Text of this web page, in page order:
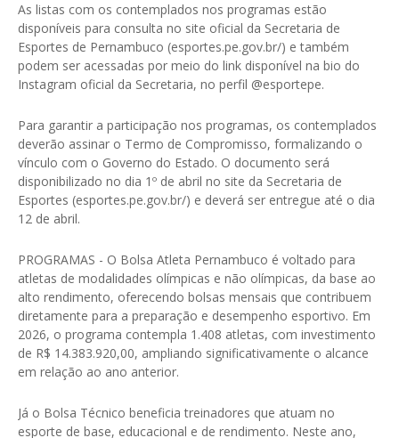
As listas com os contemplados nos programas estão
disponíveis para consulta no site oficial da Secretaria de
Esportes de Pernambuco (esportes.pe.gov.br/) e também
podem ser acessadas por meio do link disponível na bio do
Instagram oficial da Secretaria, no perfil @esportepe.
Para garantir a participação nos programas, os contemplados
deverão assinar o Termo de Compromisso, formalizando o
vínculo com o Governo do Estado. O documento será
disponibilizado no dia 1º de abril no site da Secretaria de
Esportes (esportes.pe.gov.br/) e deverá ser entregue até o dia
12 de abril.
PROGRAMAS - O Bolsa Atleta Pernambuco é voltado para
atletas de modalidades olímpicas e não olímpicas, da base ao
alto rendimento, oferecendo bolsas mensais que contribuem
diretamente para a preparação e desempenho esportivo. Em
2026, o programa contempla 1.408 atletas, com investimento
de R$ 14.383.920,00, ampliando significativamente o alcance
em relação ao ano anterior.
Já o Bolsa Técnico beneficia treinadores que atuam no
esporte de base, educacional e de rendimento. Neste ano,